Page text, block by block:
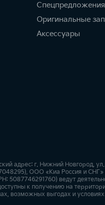
Спецпредложения
Оригинальные
Аксессуары
адрес: г. Нижний Новгород, ул.
ООО «Киа Россия и СНГ»
ведут
к получению на
возможных выгодах и